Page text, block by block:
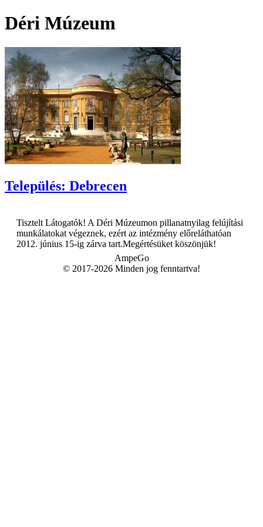
Déri Múzeum
Település: Debrecen
Tisztelt Látogatók! A Déri Múzeumon pillanatnyilag felújítási
munkálatokat végeznek, ezért az intézmény előreláthatóan
2012. június 15-ig zárva tart.Megértésüket köszönjük!
AmpeGo
© 2017-2026 Minden jog fenntartva!